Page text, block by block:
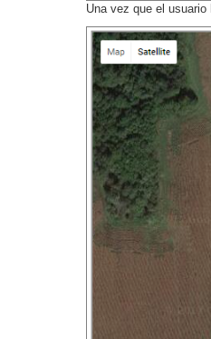
Una vez que el usuario